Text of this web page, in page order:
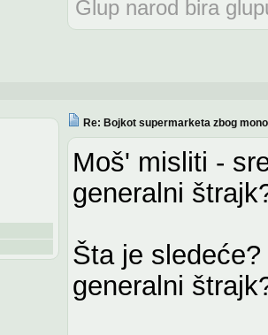
Glup narod bira
Re: Bojkot supermarketa zbog
Moš' misliti -
generalni
Šta je
generalni